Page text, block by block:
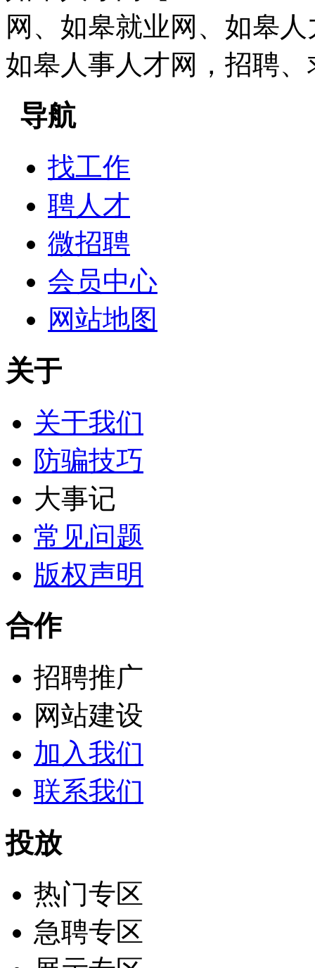
网、如皋就业网、如皋
如皋人事人才网，招聘
导航
找工作
聘人才
微招聘
会员中心
网站地图
关于
关于我们
防骗技巧
大事记
常见问题
版权声明
合作
招聘推广
网站建设
加入我们
联系我们
投放
热门专区
急聘专区